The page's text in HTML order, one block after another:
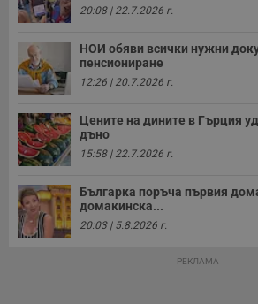
20:08 | 22.7.2026 г.
НОИ обяви всички нужни
пенсиониране
12:26 | 20.7.2026 г.
Цените на дините в Гърция
дъно
15:58 | 22.7.2026 г.
Българка поръча първия
домакинска...
20:03 | 5.8.2026 г.
РЕКЛАМА